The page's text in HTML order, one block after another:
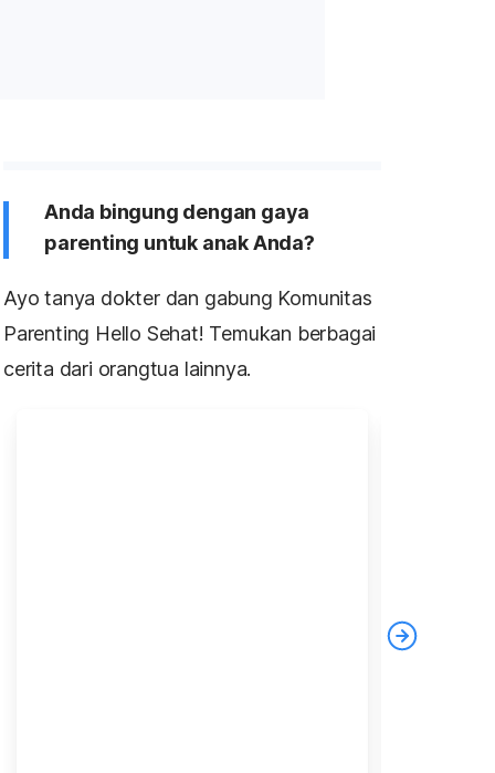
Anda bingung dengan gaya
parenting untuk anak Anda?
Ayo tanya dokter dan gabung Komunitas
Parenting Hello Sehat! Temukan berbagai
cerita dari orangtua lainnya.